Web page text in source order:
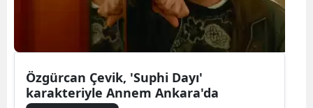
Özgürcan Çevik, 'Suphi Dayı'
karakteriyle Annem Ankara'da